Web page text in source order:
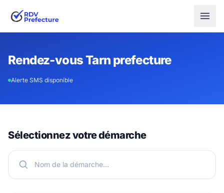
Rendez-vous Tarn prefecture
Alerte SMS disponible
Sélectionnez votre démarche